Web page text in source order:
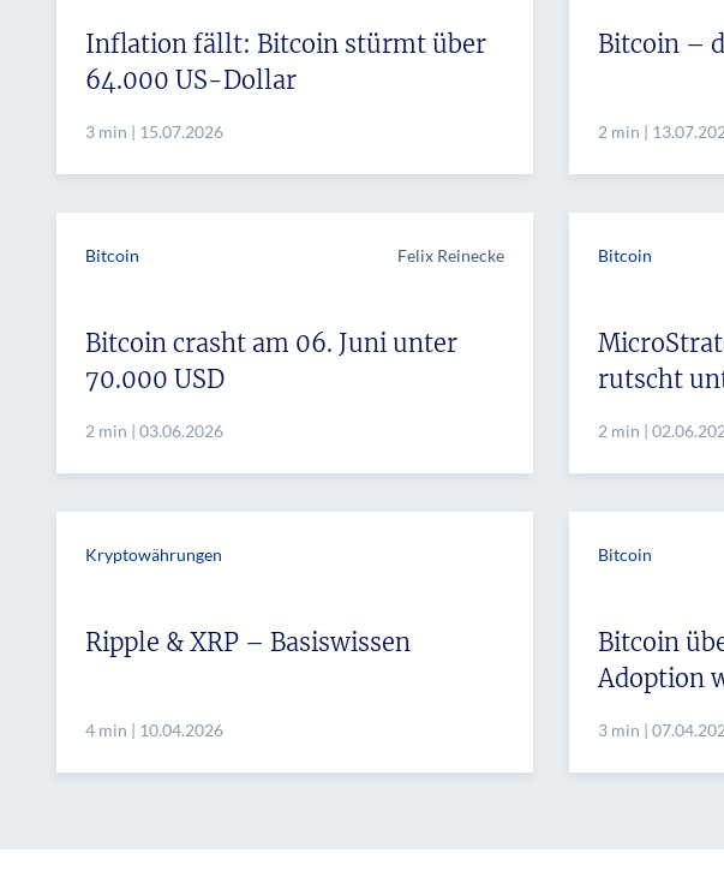
Inflation fällt: Bitcoin stürmt über
64.000 US-Dollar
3 min | 15.07.2026
Bitcoin –
2 min |
Bitcoin Felix Reinecke
Bitcoin crasht am 06. Juni unter
70.000 USD
2 min | 03.06.2026
Bitcoin
rutscht
2 min |
Kryptowährungen
Ripple & XRP – Basiswissen
4 min | 10.04.2026
Bitcoin
Bitcoin
Adoption
3 min |